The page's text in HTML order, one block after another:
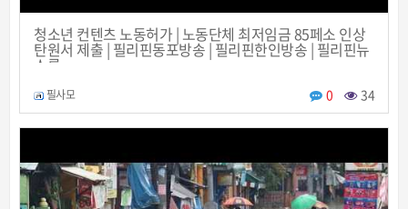
청소년 컨텐츠 노동허가 | 노동단체 최저임금 85페소 인상
탄원서 제출 | 필리핀동포방송 | 필리핀한인방송 | 필리핀뉴
스룸
필사모 0 34